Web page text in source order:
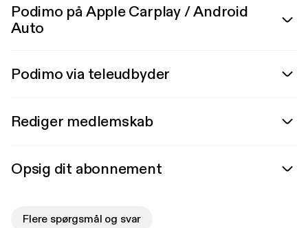
Podimo på Apple Carplay / Android
Auto
Podimo via teleudbyder
Rediger medlemskab
Opsig dit abonnement
Flere spørgsmål og svar